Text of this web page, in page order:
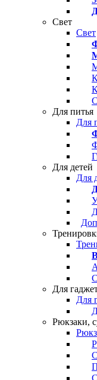
Свет
Свет
Для питья
Для
Для детей
Для
Для
Для
Рюкзаки,